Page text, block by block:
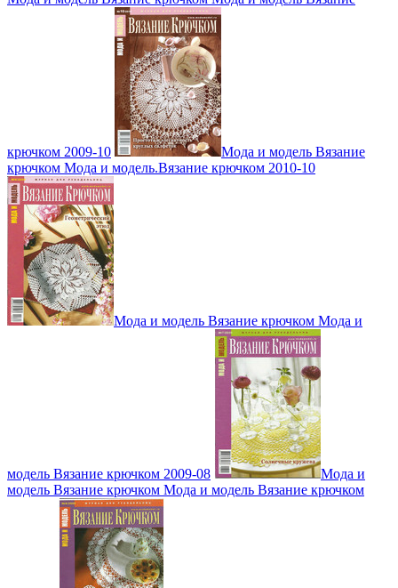
крючком 2009-10
Мода и модель Вязание
крючком Мода и модель.Вязание крючком 2010-10
Мода и модель Вязание крючком Мода и
модель Вязание крючком 2009-08
Мода и
модель Вязание крючком Мода и модель Вязание крючком